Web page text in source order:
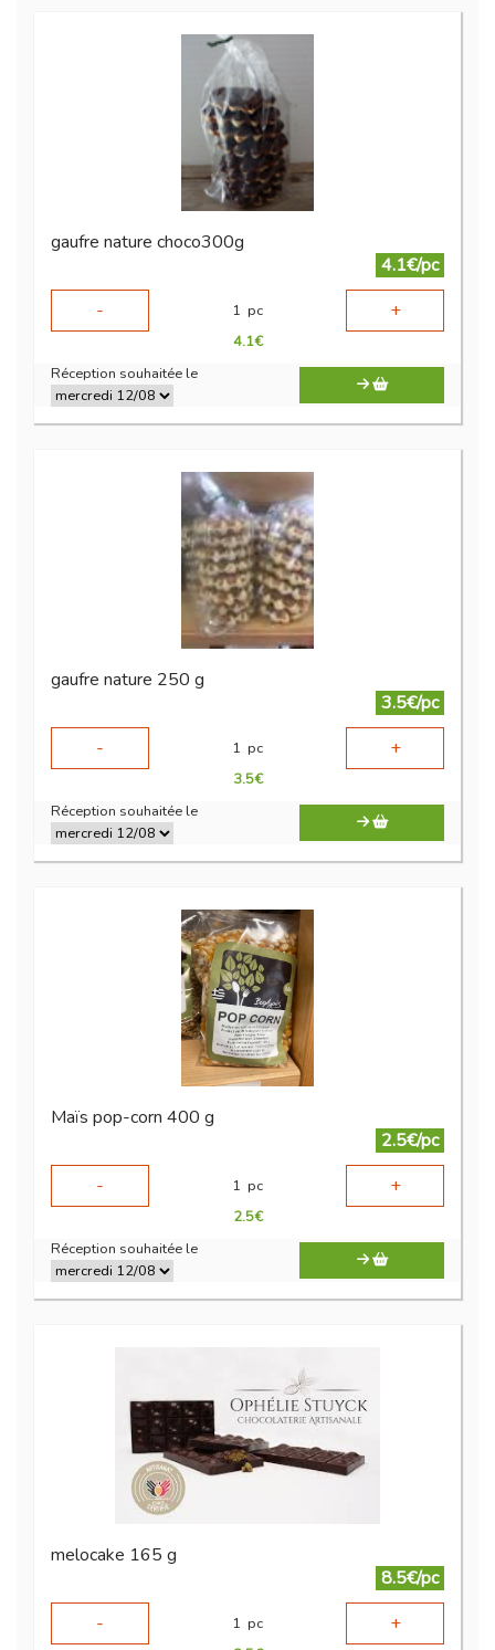
gaufre nature choco300g
4.1€/pc
-
1 pc +
4.1€
Réception souhaitée le
gaufre nature 250 g
3.5€/pc
-
1 pc +
3.5€
Réception souhaitée le
Maïs pop-corn 400 g
2.5€/pc
-
1 pc +
2.5€
Réception souhaitée le
melocake 165 g
8.5€/pc
-
1 pc +